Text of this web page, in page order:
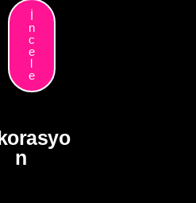
İ
n
c
e
l
e
n